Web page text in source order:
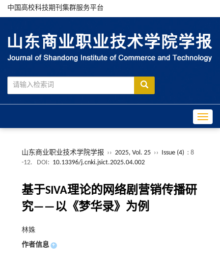
中国高校科技期刊集群服务平台
山东商业职业技术学院学报 ›› 2025, Vol. 25 ›› Issue (4) : 8
-12.
DOI: 10.13396/j.cnki.jsict.2025.04.002
基于SIVA理论的网络剧营销传播研
究——以《梦华录》为例
林姝
作者信息 +